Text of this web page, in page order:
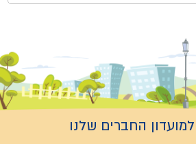
החברים שלנו